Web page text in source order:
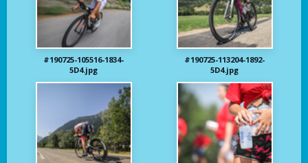
#190725-105516-1834-
5D4.jpg
#190725-113204-1892-
5D4.jpg